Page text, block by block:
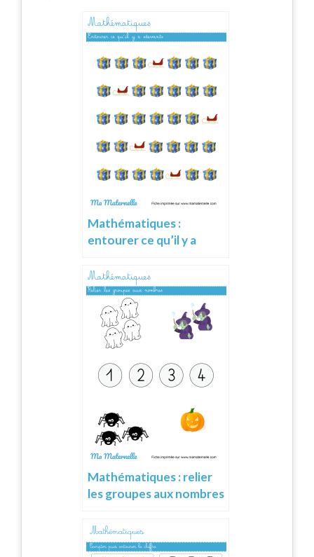
Mathématiques :
entourer ce qu’il y a
Mathématiques : relier
les groupes aux nombres